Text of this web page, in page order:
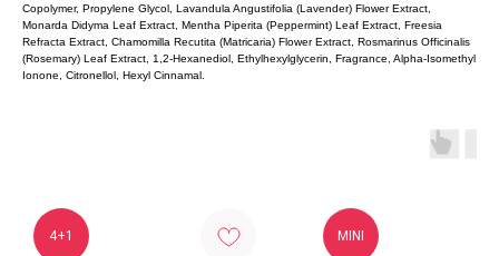
Copolymer, Propylene Glycol, Lavandula Angustifolia (Lavender) Flower Extract,
Monarda Didyma Leaf Extract, Mentha Piperita (Peppermint) Leaf Extract, Freesia
Refracta Extract, Chamomilla Recutita (Matricaria) Flower Extract, Rosmarinus Officinalis
(Rosemary) Leaf Extract, 1,2-Hexanediol, Ethylhexylglycerin, Fragrance, Alpha-Isomethyl
Ionone, Citronellol, Hexyl Cinnamal.
4+1 MINI